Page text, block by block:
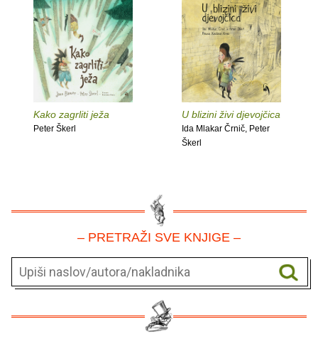
Kako zagrliti ježa
Peter Škerl
U blizini živi djevojčica
Ida Mlakar Črnič, Peter
Škerl
– PRETRAŽI SVE KNJIGE –